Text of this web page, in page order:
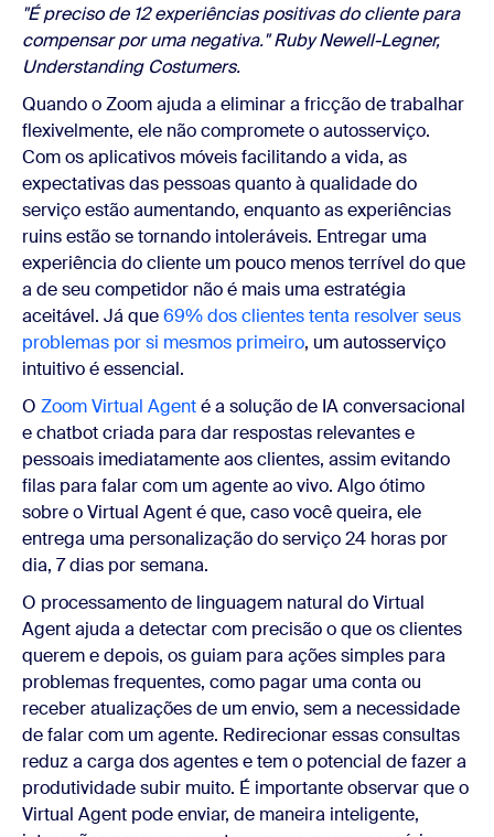
"É preciso de 12 experiências positivas do cliente para
compensar por uma negativa." Ruby Newell-Legner,
Understanding Costumers.
Quando o Zoom ajuda a eliminar a fricção de trabalhar
flexivelmente, ele não compromete o autosserviço.
Com os aplicativos móveis facilitando a vida, as
expectativas das pessoas quanto à qualidade do
serviço estão aumentando, enquanto as experiências
ruins estão se tornando intoleráveis. Entregar uma
experiência do cliente um pouco menos terrível do que
a de seu competidor não é mais uma estratégia
aceitável. Já que69% dos clientes tenta resolver seus
problemas por si mesmos primeiro, um autosserviço
intuitivo é essencial.
O Zoom Virtual Agenté a solução de IA conversacional
e chatbot criada para dar respostas relevantes e
pessoais imediatamente aos clientes, assim evitando
filas para falar com um agente ao vivo. Algo ótimo
sobre o Virtual Agent é que, caso você queira, ele
entrega uma personalização do serviço 24 horas por
dia, 7 dias por semana.
O processamento de linguagem natural do Virtual
Agent ajuda a detectar com precisão o que os clientes
querem e depois, os guiam para ações simples para
problemas frequentes, como pagar uma conta ou
receber atualizações de um envio, sem a necessidade
de falar com um agente. Redirecionar essas consultas
reduz a carga dos agentes e tem o potencial de fazer a
produtividade subir muito. É importante observar que o
Virtual Agent pode enviar, de maneira inteligente,